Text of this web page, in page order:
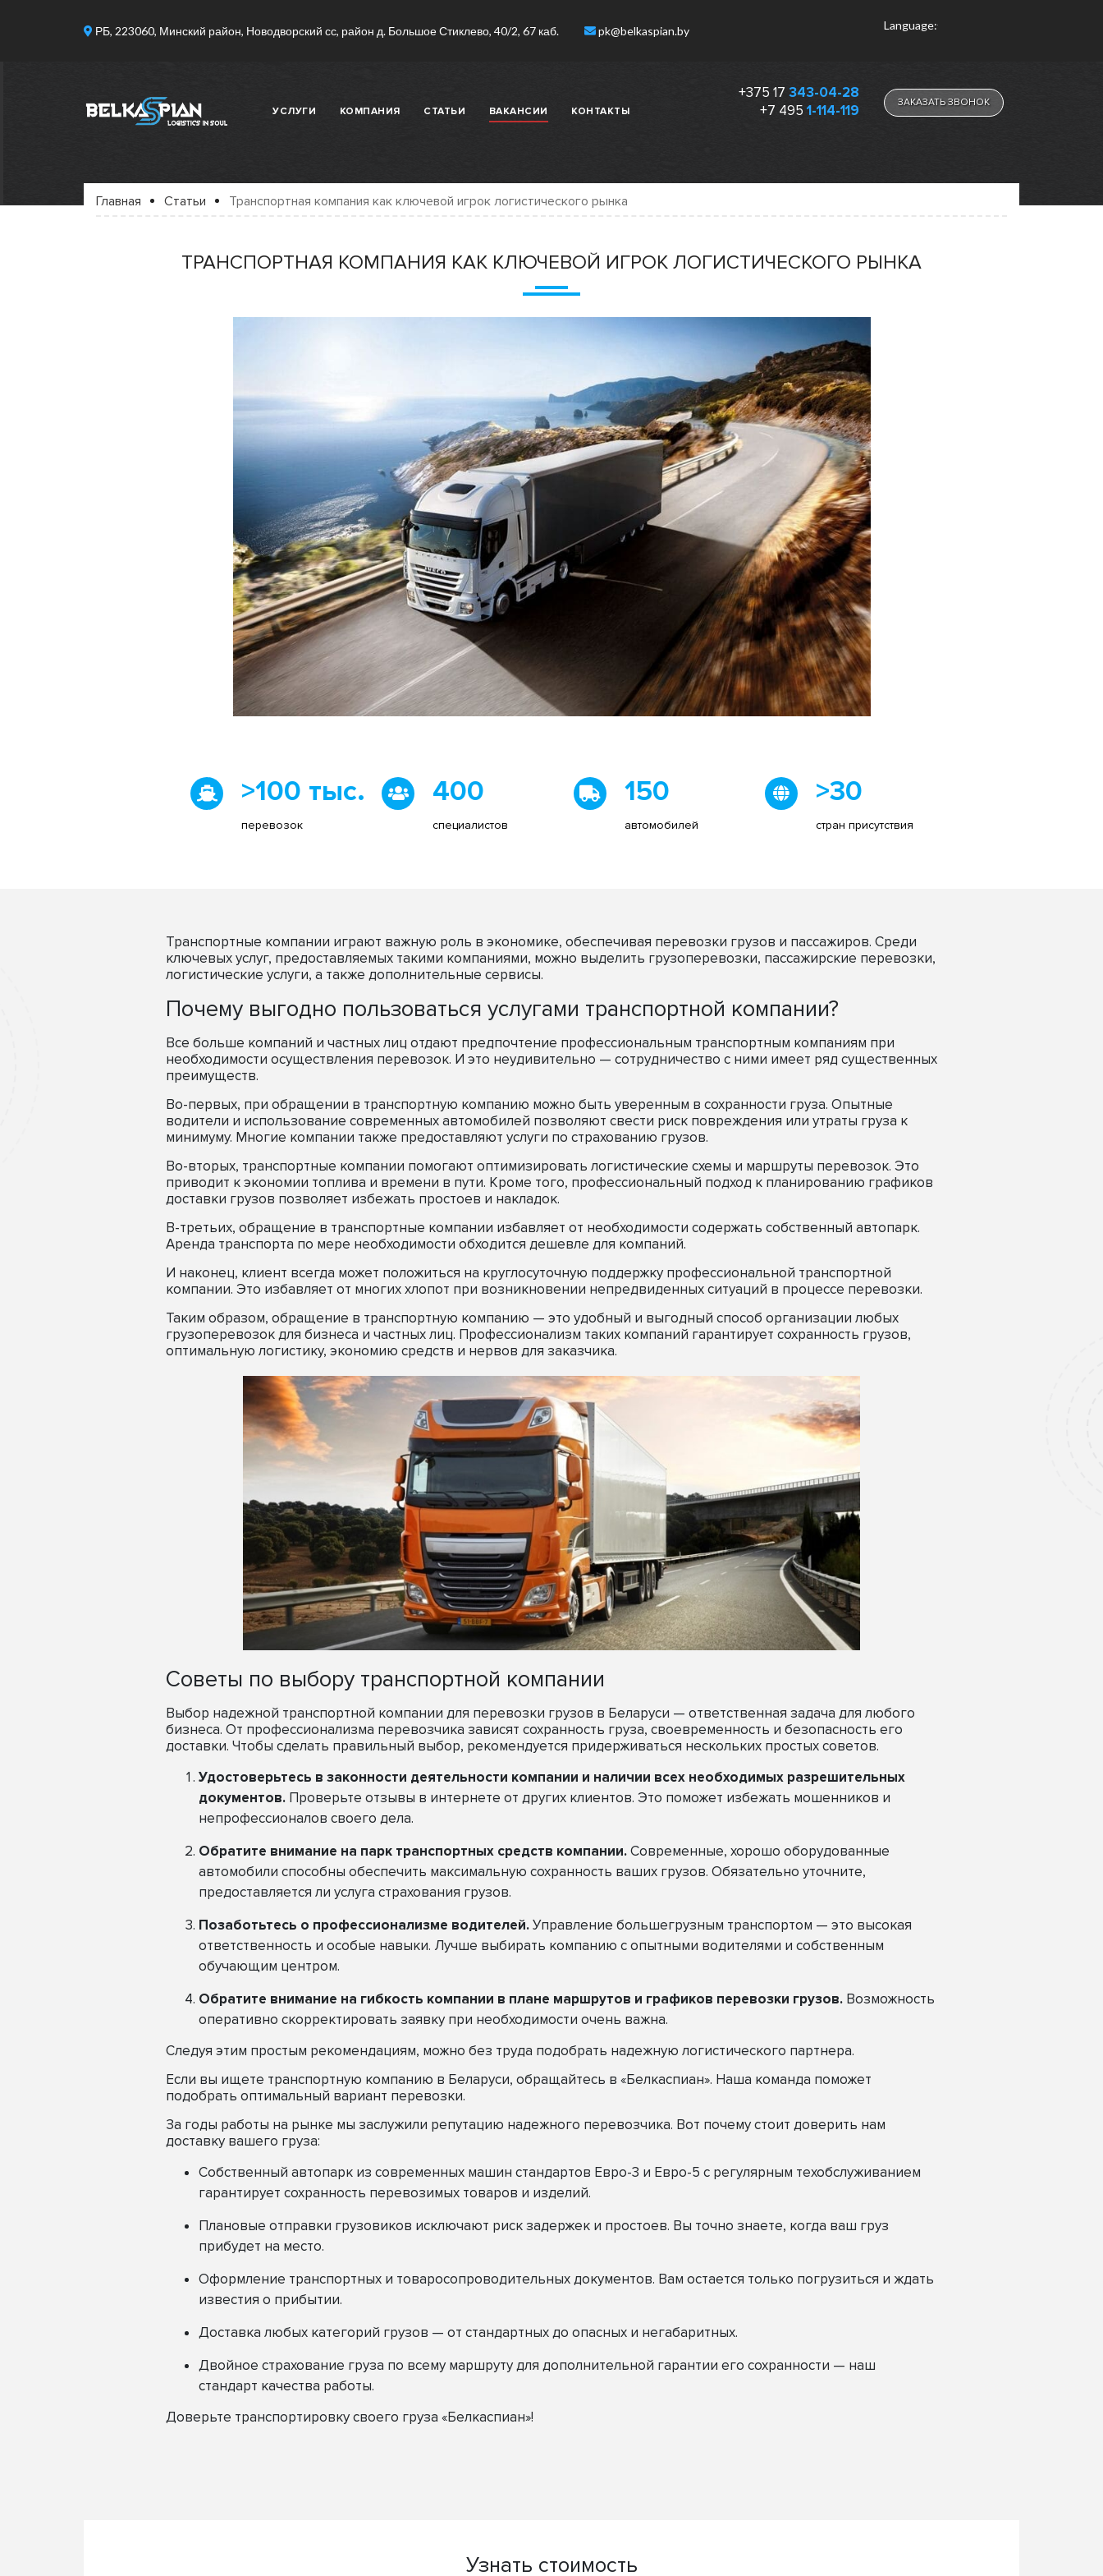
РБ, 223060, Минский район, Новодворский сс, район д. Большое Стиклево, 40/2, 67 каб. pk@belkaspian.by Language:
УСЛУГИ КОМПАНИЯ СТАТЬИ ВАКАНСИИ КОНТАКТЫ
+375 17 343-04-28
+7 495 1-114-119 ЗАКАЗАТЬ ЗВОНОК
Главная Статьи Транспортная компания как ключевой игрок логистического рынка
ТРАНСПОРТНАЯ КОМПАНИЯ КАК КЛЮЧЕВОЙ ИГРОК ЛОГИСТИЧЕСКОГО РЫНКА
>100 тыс.
перевозок
400
специалистов
150
автомобилей
>30
стран присутствия
Транспортные компании играют важную роль в экономике, обеспечивая перевозки грузов и пассажиров. Среди
ключевых услуг, предоставляемых такими компаниями, можно выделить грузоперевозки, пассажирские перевозки,
логистические услуги, а также дополнительные сервисы.
Почему выгодно пользоваться услугами транспортной компании?
Все больше компаний и частных лиц отдают предпочтение профессиональным транспортным компаниям при
необходимости осуществления перевозок. И это неудивительно — сотрудничество с ними имеет ряд существенных
преимуществ.
Во-первых, при обращении в транспортную компанию можно быть уверенным в сохранности груза. Опытные
водители и использование современных автомобилей позволяют свести риск повреждения или утраты груза к
минимуму. Многие компании также предоставляют услуги по страхованию грузов.
Во-вторых, транспортные компании помогают оптимизировать логистические схемы и маршруты перевозок. Это
приводит к экономии топлива и времени в пути. Кроме того, профессиональный подход к планированию графиков
доставки грузов позволяет избежать простоев и накладок.
В-третьих, обращение в транспортные компании избавляет от необходимости содержать собственный автопарк.
Аренда транспорта по мере необходимости обходится дешевле для компаний.
И наконец, клиент всегда может положиться на круглосуточную поддержку профессиональной транспортной
компании. Это избавляет от многих хлопот при возникновении непредвиденных ситуаций в процессе перевозки.
Таким образом, обращение в транспортную компанию — это удобный и выгодный способ организации любых
грузоперевозок для бизнеса и частных лиц. Профессионализм таких компаний гарантирует сохранность грузов,
оптимальную логистику, экономию средств и нервов для заказчика.
Советы по выбору транспортной компании
Выбор надежной транспортной компании для перевозки грузов в Беларуси — ответственная задача для любого
бизнеса. От профессионализма перевозчика зависят сохранность груза, своевременность и безопасность его
доставки. Чтобы сделать правильный выбор, рекомендуется придерживаться нескольких простых советов.
Удостоверьтесь в законности деятельности компании и наличии всех необходимых разрешительных
документов. Проверьте отзывы в интернете от других клиентов. Это поможет избежать мошенников и
непрофессионалов своего дела.
Обратите внимание на парк транспортных средств компании.Современные, хорошо оборудованные
автомобили способны обеспечить максимальную сохранность ваших грузов. Обязательно уточните,
предоставляется ли услуга страхования грузов.
Позаботьтесь о профессионализме водителей.Управление большегрузным транспортом — это высокая
ответственность и особые навыки. Лучше выбирать компанию с опытными водителями и собственным
обучающим центром.
Обратите внимание на гибкость компании в плане маршрутов и графиков перевозки грузов. Возможность
оперативно скорректировать заявку при необходимости очень важна.
Следуя этим простым рекомендациям, можно без труда подобрать надежную логистического партнера.
Если вы ищете транспортную компанию в Беларуси, обращайтесь в «Белкаспиан». Наша команда поможет
подобрать оптимальный вариант перевозки.
За годы работы на рынке мы заслужили репутацию надежного перевозчика. Вот почему стоит доверить нам
доставку вашего груза:
Собственный автопарк из современных машин стандартов Евро-3 и Евро-5 с регулярным техобслуживанием
гарантирует сохранность перевозимых товаров и изделий.
Плановые отправки грузовиков исключают риск задержек и простоев. Вы точно знаете, когда ваш груз
прибудет на место.
Оформление транспортных и товаросопроводительных документов. Вам остается только погрузиться и ждать
известия о прибытии.
Доставка любых категорий грузов — от стандартных до опасных и негабаритных.
Двойное страхование груза по всему маршруту для дополнительной гарантии его сохранности — наш
стандарт качества работы.
Доверьте транспортировку своего груза «Белкаспиан»!
Узнать стоимость